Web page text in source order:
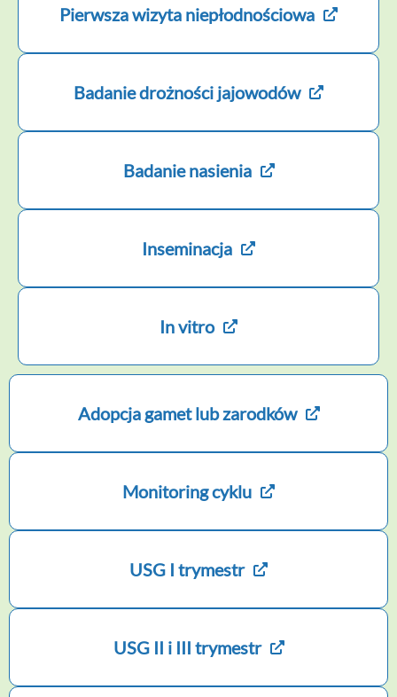
Pierwsza wizyta niepłodnościowa
Badanie drożności jajowodów
Badanie nasienia
Inseminacja
In vitro
Adopcja gamet lub zarodków
Monitoring cyklu
USG I trymestr
USG II i III trymestr